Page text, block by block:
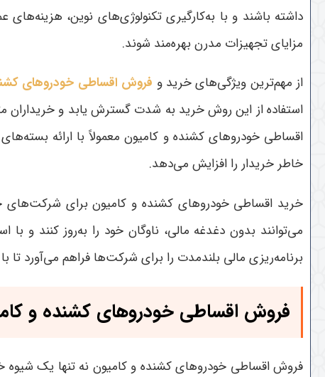
داشته باشند و با به‌کارگیری تکنولوژی‌های نوین،
مزایای تجهیزات مدرن بهره‌مند شوند.
از مهم‌ترین ویژگی‌های خرید و فروش اقساطی خودروهای
استفاده از این روش خرید به شدت گسترش یابد و خریداران
اقساطی خودروهای کشنده و کامیون معمولاً با ارائه
خاطر خریدار را افزایش می‌دهد.
خرید اقساطی خودروهای کشنده و کامیون برای شرکت‌های
می‌توانند بدون دغدغه مالی، ناوگان خود را به‌روز کنند
برنامه‌ریزی مالی بلندمدت را برای شرکت‌ها فراهم می‌آورد تا
فروش اقساطی خودروهای کشنده و
فروش اقساطی خودروهای کشنده و کامیون نه تنها یک